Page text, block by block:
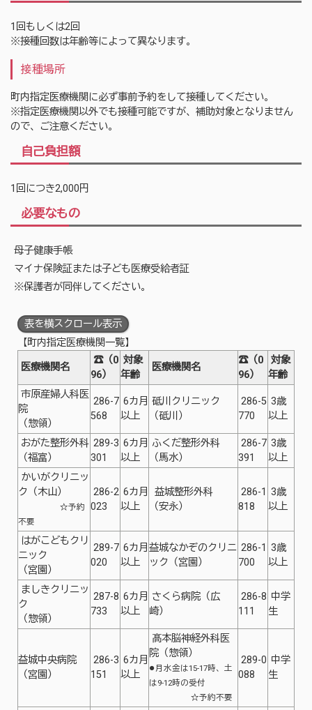
1回もしくは2回
※接種回数は年齢等によって異なります。
接種場所
町内指定医療機関に必ず事前予約をして接種してください。
※指定医療機関以外でも接種可能ですが、補助対象となりません
ので、ご注意ください。
自己負担額
1回につき2,000円
必要なもの
母子健康手帳
マイナ保険証または子ども医療受給者証
※保護者が同伴してください。
表を横スクロール表示
【町内指定医療機関一覧】
医療機関名
☎（0
96）
対象
年齢
医療機関名
☎（0
96）
対象
年齢
市原産婦人科医
院
（惣領）
286-7
568
6カ月
以上
砥川クリニック
（砥川）
286-5
770
3歳
以上
おがた整形外科
（福富）
289-3
301
6カ月
以上
ふくだ整形外科
（馬水）
286-7
391
3歳
以上
かいがクリニッ
ク（木山）
☆予約
不要
286-2
023
6カ月
以上
益城整形外科
（安永）
286-1
818
3歳
以上
はがこどもクリ
ニック
（宮園）
289-7
020
6カ月
以上
益城なかぞのクリニ
ック（宮園）
286-1
700
3歳
以上
ましきクリニッ
ク
（惣領）
287-8
733
6カ月
以上
さくら病院（広
崎）
286-8
111
中学
生
益城中央病院
（宮園）
286-3
151
6カ月
以上
髙本脳神経外科医
院（惣領）
●月水金は15-17時、土
は9-12時の受付
☆予約不要
289-0
088
中学
生